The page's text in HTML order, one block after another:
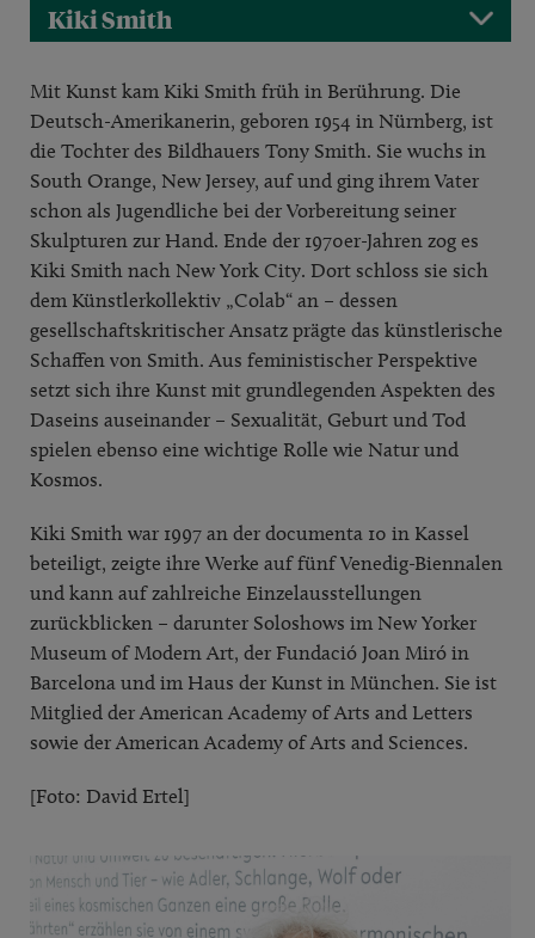
Kiki Smith
Mit Kunst kam Kiki Smith früh in Berührung. Die
Deutsch-Amerikanerin, geboren 1954 in Nürnberg, ist
die Tochter des Bildhauers Tony Smith. Sie wuchs in
South Orange, New Jersey, auf und ging ihrem Vater
schon als Jugendliche bei der Vorbereitung seiner
Skulpturen zur Hand. Ende der 1970er-Jahren zog es
Kiki Smith nach New York City. Dort schloss sie sich
dem Künstlerkollektiv „Colab“ an – dessen
gesellschaftskritischer Ansatz prägte das künstlerische
Schaffen von Smith. Aus feministischer Perspektive
setzt sich ihre Kunst mit grundlegenden Aspekten des
Daseins auseinander – Sexualität, Geburt und Tod
spielen ebenso eine wichtige Rolle wie Natur und
Kosmos.
Kiki Smith war 1997 an der documenta 10 in Kassel
beteiligt, zeigte ihre Werke auf fünf Venedig-Biennalen
und kann auf zahlreiche Einzelausstellungen
zurückblicken – darunter Soloshows im New Yorker
Museum of Modern Art, der Fundació Joan Miró in
Barcelona und im Haus der Kunst in München. Sie ist
Mitglied der American Academy of Arts and Letters
sowie der American Academy of Arts and Sciences.
[Foto: David Ertel]